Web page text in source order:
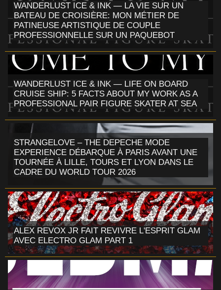
WANDERLUST ICE & INK — LA VIE SUR UN
BATEAU DE CROISIÈRE: MON MÉTIER DE
PATINEUSE ARTISTIQUE DE COUPLE
PROFESSIONNELLE SUR UN PAQUEBOT
WANDERLUST ICE & INK — LIFE ON BOARD
CRUISE SHIP: 5 FACTS ABOUT MY WORK AS A
PROFESSIONAL PAIR FIGURE SKATER AT SEA
STRANGELOVE – THE DEPECHE MODE
EXPERIENCE DÉBARQUE À PARIS AVANT UNE
TOURNÉE À LILLE, TOURS ET LYON DANS LE
CADRE DU WORLD TOUR 2026
ALEX REVOX JR FAIT REVIVRE L'ESPRIT GLAM
AVEC ELECTRO GLAM PART 1